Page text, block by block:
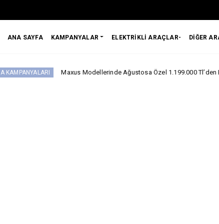
ANA SAYFA KAMPANYALAR ELEKTRİKLİ ARAÇLAR- DİĞER
Maxus Modellerinde Ağustosa Özel 1.199.000 Tl’den Başlayan